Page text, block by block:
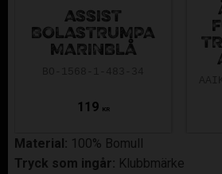
ASSIST
BOLASTRUMPA
MARINBLÅ
119 KR
Material: 100% Bomull
Tryck som ingår: Klubbmärke